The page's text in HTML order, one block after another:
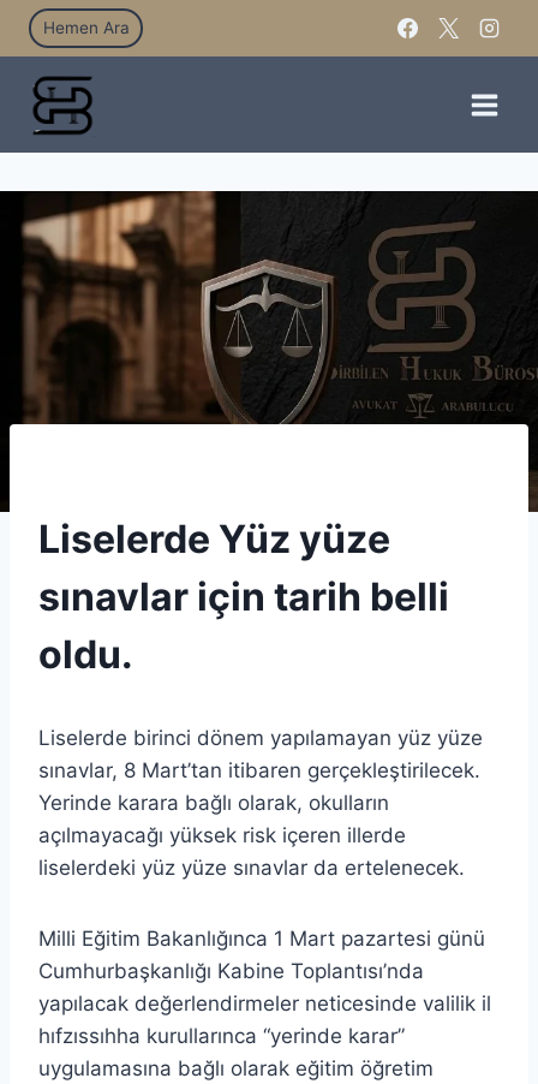
Hemen Ara
Liselerde Yüz yüze
sınavlar için tarih belli
oldu.
Liselerde birinci dönem yapılamayan yüz yüze
sınavlar, 8 Mart’tan itibaren gerçekleştirilecek.
Yerinde karara bağlı olarak, okulların
açılmayacağı yüksek risk içeren illerde
liselerdeki yüz yüze sınavlar da ertelenecek.
Milli Eğitim Bakanlığınca 1 Mart pazartesi günü
Cumhurbaşkanlığı Kabine Toplantısı’nda
yapılacak değerlendirmeler neticesinde valilik il
hıfzıssıhha kurullarınca “yerinde karar”
uygulamasına bağlı olarak eğitim öğretim